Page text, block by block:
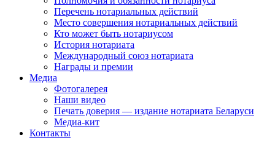
Перечень нотариальных действий
Место совершения нотариальных действий
Кто может быть нотариусом
История нотариата
Международный союз нотариата
Награды и премии
Медиа
Фотогалерея
Наши видео
Печать доверия — издание нотариата Беларуси
Медиа-кит
Контакты